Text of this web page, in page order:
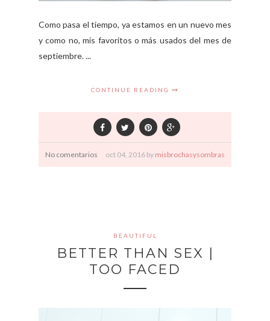
Como pasa el tiempo, ya estamos en un nuevo mes
y como no, mis favoritos o más usados del mes de
septiembre. ...
CONTINUE READING
No comentarios oct 04, 2016 by misbrochasysombras
BEAUTIFUL
BETTER THAN SEX |
TOO FACED